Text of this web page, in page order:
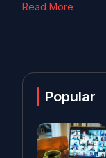
Read More
Popular